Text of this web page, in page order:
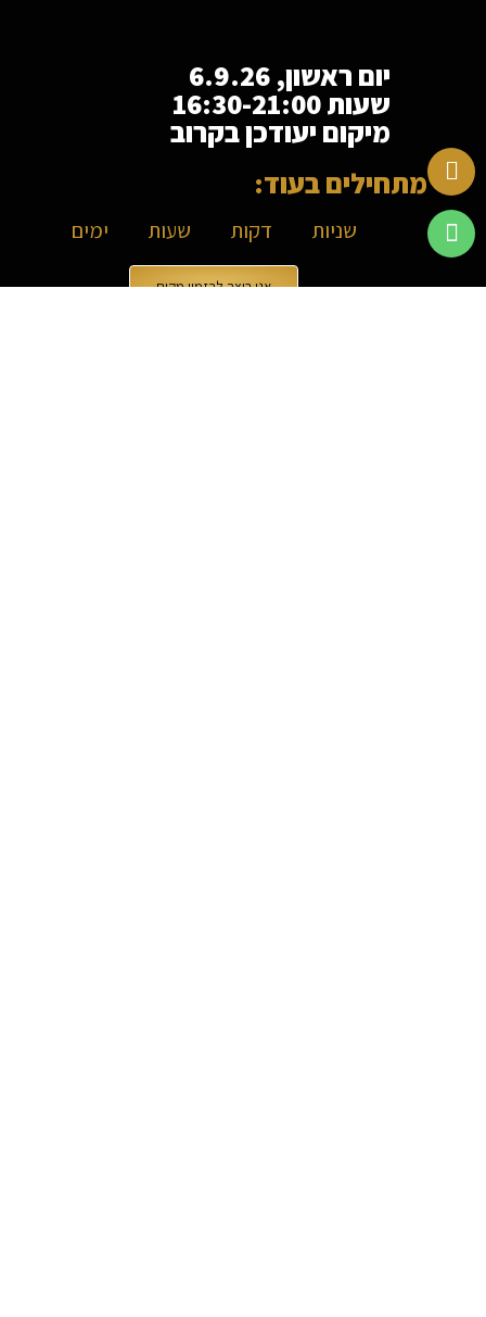
יום ראשון, 6.9.26
שעות 16:30-21:00
מיקום יעודכן בקרוב
מתחילים בעוד:
ימים שעות דקות שניות
אני רוצה להזמין מקום